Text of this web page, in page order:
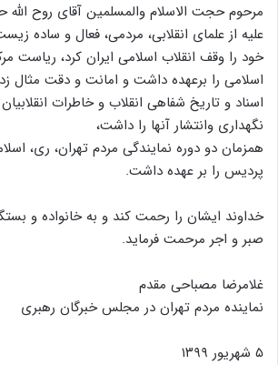
مرحوم حجت الاسلام والمسلمین آقای روح الله
علیه از علمای انقلابی، مردمی، فعال و ساده
خود را وقف انقلاب اسلامی ایران کرد، ریاست
اسلامی را برعهده داشت و امانت و دقت مثال
اسناد و تاریخ شفاهی انقلاب و خاطرات
نگهداری وانتشار آنها را داشت،
همزمان دو دوره نمایندگی مردم تهران، ری،
پردیس را بر عهده داشت.
خداوند ایشان را رحمت کند و به خانواده و
صبر و اجر مرحمت فرماید.
غلامرضا مصباحی مقدم
نماینده مردم تهران در مجلس خبرگان رهبری
۵ شهریور ۱۳۹۹